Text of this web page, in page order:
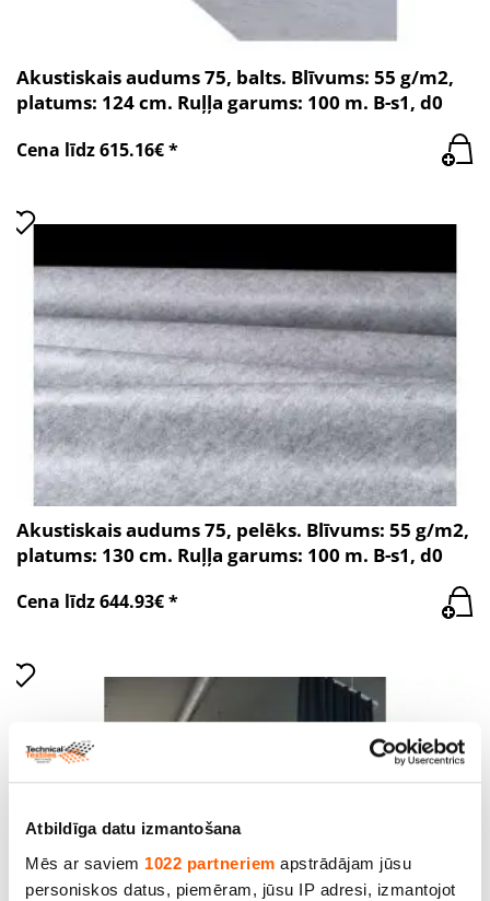
Atbildīga datu izmantošana
Mēs ar saviem 1022 partneriem apstrādājam jūsu
personiskos datus, piemēram, jūsu IP adresi, izmantojot
Akustiskais audums 75, balts. Blīvums: 55 g/m2,
platums: 124 cm. Ruļļa garums: 100 m. B-s1, d0
Cena līdz 615.16€ *
Akustiskais audums 75, pelēks. Blīvums: 55 g/m2,
platums: 130 cm. Ruļļa garums: 100 m. B-s1, d0
Cena līdz 644.93€ *